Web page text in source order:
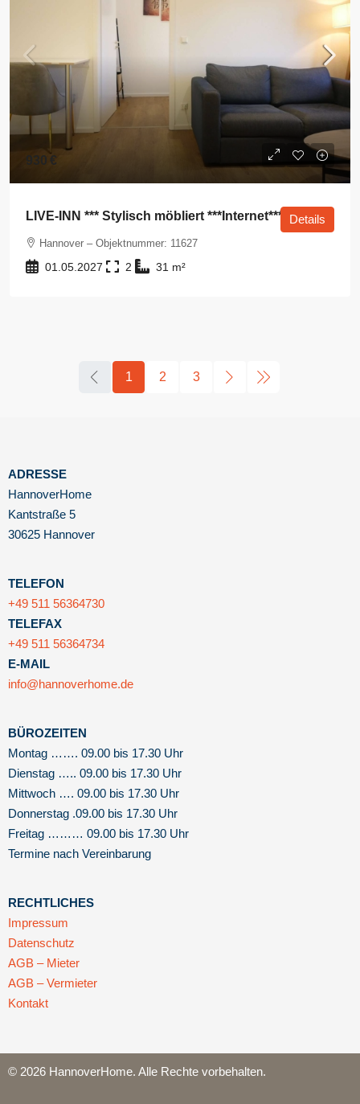
930 €
LIVE-INN *** Stylisch möbliert ***Internet***
Hannover – Objektnummer: 11627
01.05.2027 2 31 m²
Details
1 2 3
ADRESSE
HannoverHome
Kantstraße 5
30625 Hannover
TELEFON
+49 511 56364730
TELEFAX
+49 511 56364734
E-MAIL
info@hannoverhome.de
BÜROZEITEN
Montag ……. 09.00 bis 17.30 Uhr
Dienstag ….. 09.00 bis 17.30 Uhr
Mittwoch …. 09.00 bis 17.30 Uhr
Donnerstag .09.00 bis 17.30 Uhr
Freitag ……… 09.00 bis 17.30 Uhr
Termine nach Vereinbarung
RECHTLICHES
Impressum
Datenschutz
AGB – Mieter
AGB – Vermieter
Kontakt
© 2026 HannoverHome. Alle Rechte vorbehalten.